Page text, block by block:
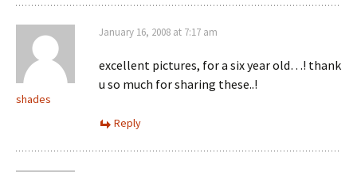
shades
January 16, 2008 at 7:17 am
excellent pictures, for a six year old…! thank
u so much for sharing these..!
Reply